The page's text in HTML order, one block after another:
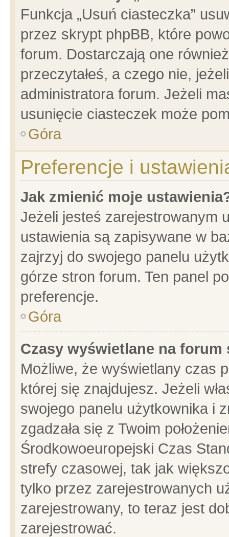
Funkcja „Usuń ciasteczka”
przez skrypt phpBB, które
forum. Dostarczają one
przeczytałeś, a czego nie,
administratora forum. Jeżeli
usunięcie ciasteczek może
Góra
Preferencje i
Jak zmienić moje
Jeżeli jesteś zarejestrowanym
ustawienia są zapisywane w
zajrzyj do swojego panelu
górze stron forum. Ten panel
preferencje.
Góra
Czasy wyświetlane na forum
Możliwe, że wyświetlany czas
której się znajdujesz. Jeżeli
swojego panelu użytkownika i
zgadzała się z Twoim
Środkowoeuropejski Czas
strefy czasowej, tak jak
tylko przez zarejestrowanych
zarejestrowany, to teraz jest
zarejestrować.